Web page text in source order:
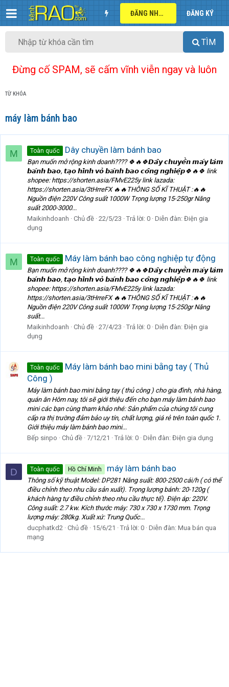
ĐĂNG NHẬP ĐĂNG KÝ
TÌM
Đừng cố SPAM, sẽ cấm vĩnh viễn ngay và luôn
TỪ KHÓA
máy làm bánh bao
M Toàn quốc Dây chuyền làm bánh bao
Bạn muốn mở rộng kinh doanh???? 🍀🔥🍀𝘿𝙖̂𝙮 𝙘𝙝𝙪𝙮𝙚̂̀𝙣 𝙢𝙖́𝙮 𝙡𝙖̀𝙢
𝙗𝙖́𝙣𝙝 𝙗𝙖𝙤, 𝙩𝙖̣𝙤 𝙝𝙞̀𝙣𝙝 𝙫𝙤̉ 𝙗𝙖́𝙣𝙝 𝙗𝙖𝙤 𝙘𝙤̂𝙣𝙜 𝙣𝙜𝙝𝙞𝙚̣̂𝙥🍀🔥🍀 link
shopee: https://shorten.asia/FMvE225y link lazada:
https://shorten.asia/3tHrreFX 🔥🔥THÔNG SỐ KĨ THUẬT :🔥🔥
Nguồn điện 220V Công suất 1000W Trọng lượng 15-250gr Năng
suất 2000-3000...
Maikinhdoanh
Chủ đề 22/5/23 Trả lời: 0 Diễn đàn: Điện gia
dụng
M Toàn quốc Máy làm bánh bao công nghiệp tự động
Bạn muốn mở rộng kinh doanh???? 🍀🔥🍀𝘿𝙖̂𝙮 𝙘𝙝𝙪𝙮𝙚̂̀𝙣 𝙢𝙖́𝙮 𝙡𝙖̀𝙢
𝙗𝙖́𝙣𝙝 𝙗𝙖𝙤, 𝙩𝙖̣𝙤 𝙝𝙞̀𝙣𝙝 𝙫𝙤̉ 𝙗𝙖́𝙣𝙝 𝙗𝙖𝙤 𝙘𝙤̂𝙣𝙜 𝙣𝙜𝙝𝙞𝙚̣̂𝙥🍀🔥🍀 link
shopee: https://shorten.asia/FMvE225y link lazada:
https://shorten.asia/3tHrreFX 🔥🔥THÔNG SỐ KĨ THUẬT :🔥🔥
Nguồn điện 220V Công suất 1000W Trọng lượng 15-250gr Năng
suất...
Maikinhdoanh
Chủ đề 27/4/23 Trả lời: 0 Diễn đàn: Điện gia
dụng
Toàn quốc
Máy làm bánh bao mini bằng tay ( Thủ
Công )
Máy làm bánh bao mini bằng tay ( thủ công ) cho gia đình, nhà hàng,
quán ăn Hôm nay, tôi sẽ giới thiệu đến cho bạn máy làm bánh bao
mini các bạn cùng tham khảo nhé: Sản phẩm của chúng tôi cung
cấp ra thị trường đảm bảo uy tín, chất lượng, giá rẻ trên toàn quốc 1.
Giới thiệu máy làm bánh bao mini...
Bếp sinpo
Chủ đề 7/12/21 Trả lời: 0 Diễn đàn: Điện gia dụng
D Toàn quốc Hồ Chí Minh máy làm bánh bao
Thông số kỹ thuật Model: DP281 Năng suất: 800-2500 cái/h ( có thể
điều chỉnh theo nhu cầu sản xuất). Trọng lượng bánh: 20-120g (
khách hàng tự điều chỉnh theo nhu cầu thực tế). Điện áp: 220V.
Công suất: 2.7 kw. Kích thước máy: 730 x 730 x 1730 mm. Trọng
lượng máy: 280kg. Xuất xứ: Trung Quốc...
ducphatkd2 Chủ đề 15/6/21 Trả lời: 0 Diễn đàn: Mua bán qua
mạng